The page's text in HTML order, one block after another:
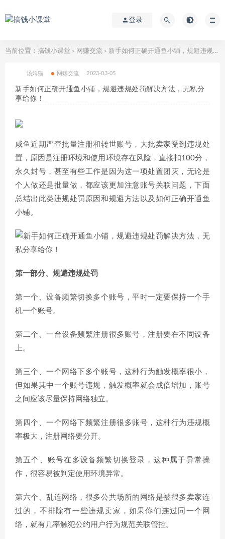
登录
当前位置： 搞钱小课堂 > 网赚交流 > 新手如何正确开通鱼小铺，规避违规处罚解决方法，无私分享给你！
汤姆猫 网赚交流 2023-03-05
新手如何正确开通鱼小铺，规避违规处罚解决方法，无私分
享给你！
咸鱼近期严查批量注册和转世账号，大批卖家受到违规处
置，原因是注册环境和使用环境存在风险，直接扣100分，
永久封号，甚至有些工作是因为这一项处置团灭，无论是
个人做还是批量做，都应该更加注意账号关联问题，下面
总结出此类违规处罚原因和规避方法以及如何正确开通鱼
小铺。
第一部分、规避违规处罚
第一个、设备频繁切换多个账号，平时一定要保持一个手
机一个账号。
第二个、一台设备频繁注册很多账号，注册要在不同设备
上。
第三个、一个网络下多个账号，这种行为触发概率很小，
但如果其中一个账号违规，触发概率就会成倍增加，账号
之间应该尽量保持网络独立。
第四个、一个网络下频繁注册很多账号，这种行为违规概
率极大，注册网络要分开。
第五个、账号在多设备频繁切换登录，这种属于异常操
作，很容易被判定使用环境异常。
第六个、乱连网络，很多公共场所的网络是被很多卖家连
过的，不排除有一些违规卖家，如果你们连过同一个网
络，就有几率触犯公约用户行为规范关联管控。